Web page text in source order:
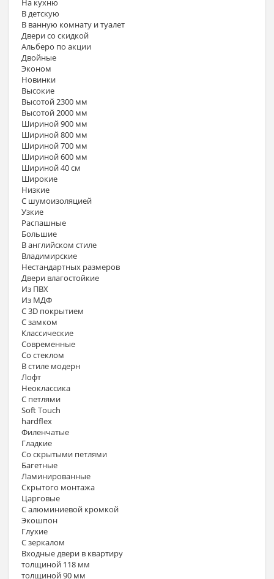
На кухню
В детскую
В ванную комнату и туалет
Двери со скидкой
Альберо по акции
Двойные
Эконом
Новинки
Высокие
Высотой 2300 мм
Высотой 2000 мм
Шириной 900 мм
Шириной 800 мм
Шириной 700 мм
Шириной 600 мм
Шириной 40 см
Широкие
Низкие
С шумоизоляцией
Узкие
Распашные
Большие
В английском стиле
Владимирские
Нестандартных размеров
Двери влагостойкие
Из ПВХ
Из МДФ
С 3D покрытием
С замком
Классические
Современные
Со стеклом
В стиле модерн
Лофт
Неоклассика
С петлями
Soft Touch
hardflex
Филенчатые
Гладкие
Со скрытыми петлями
Багетные
Ламинированные
Скрытого монтажа
Царговые
С алюминиевой кромкой
Экошпон
Глухие
С зеркалом
Входные двери в квартиру
толщиной 118 мм
толщиной 90 мм